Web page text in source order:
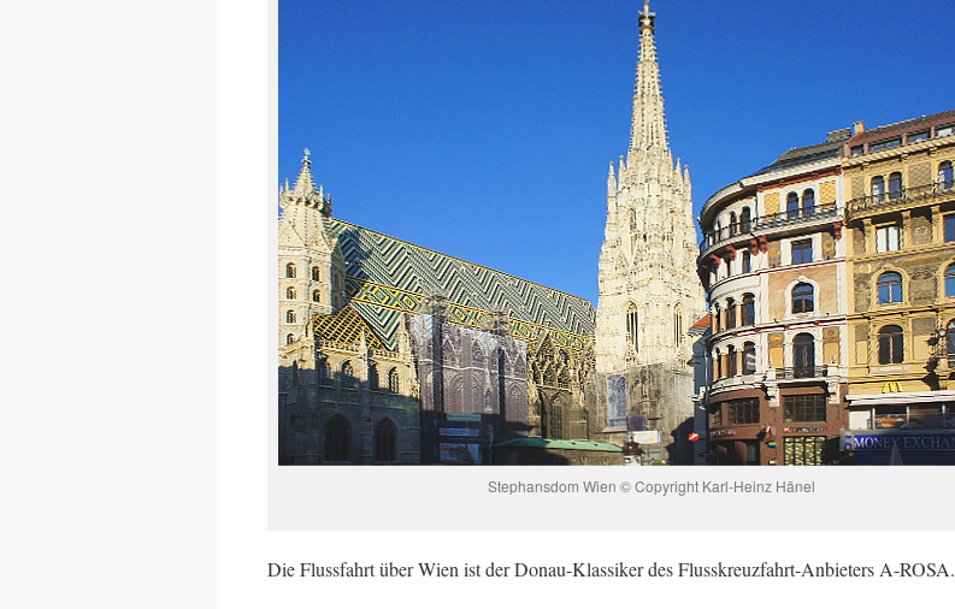
Stephansdom Wien © Copyright Karl-Heinz Hänel
Die Flussfahrt über Wien ist der Donau-Klassiker des Flusskreuzfahrt-Anbieters A-ROSA.